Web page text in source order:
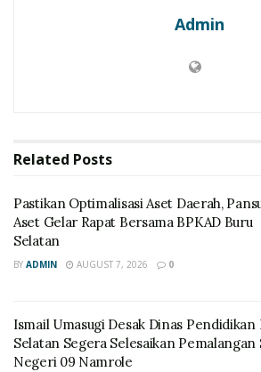
Admin
Related Posts
Pastikan Optimalisasi Aset Daerah,
Aset Gelar Rapat Bersama BPKAD Buru
Selatan
BY ADMIN AUGUST 7, 2026 0
Ismail Umasugi Desak Dinas Pendidikan
Selatan Segera Selesaikan Pemalangan
Negeri 09 Namrole